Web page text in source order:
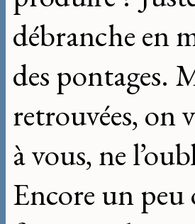
débranche en
des pontages.
retrouvées, on
à vous, ne
Encore un peu